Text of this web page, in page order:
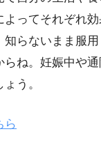
よってそれぞれ
らないまま服
らね。妊娠中や
う。
ら